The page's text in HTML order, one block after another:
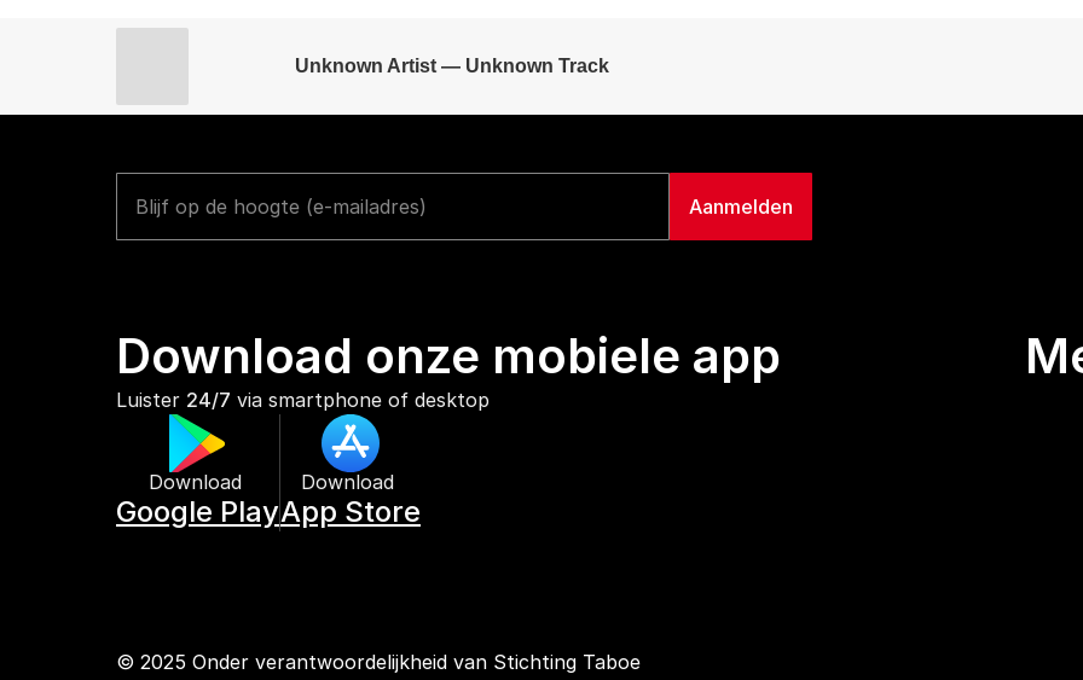
Unknown Artist — Unknown Track
Download onze mobiele app
Luister 24/7 via smartphone of desktop
Download
Google Play
Download
App Store
© 2025 Onder verantwoordelijkheid van Stichting Taboe